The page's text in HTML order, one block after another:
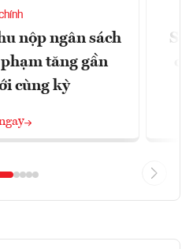
chính
nộp ngân sách
tăng gần
cùng kỳ